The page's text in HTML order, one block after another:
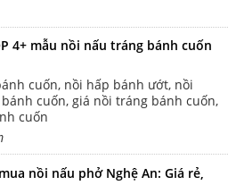
4+ mẫu nồi nấu tráng bánh cuốn
cuốn, nồi hấp bánh ướt, nồi
cuốn, giá nồi tráng bánh cuốn,
cuốn
nồi nấu phở Nghệ An: Giá rẻ,